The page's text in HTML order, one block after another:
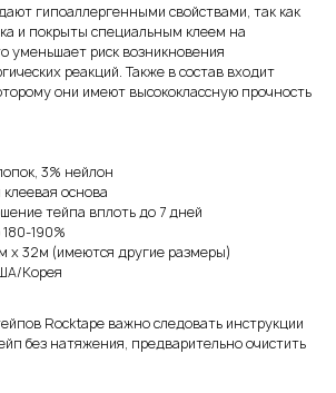
гипоаллергенными свойствами, так как
и покрыты специальным клеем на
уменьшает риск возникновения
реакций. Также в состав входит
они имеют высококлассную прочность
3% нейлон
основа
тейпа вплоть до 7 дней
190%
х 32м (имеются другие размеры)
Корея
Rocktape важно следовать инструкции
без натяжения, предварительно очистить